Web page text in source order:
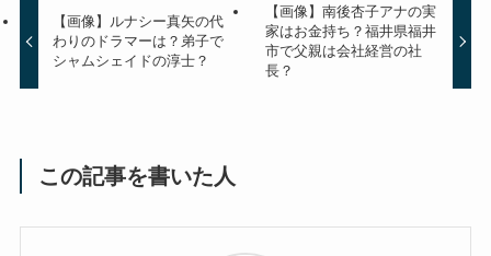
【画像】ルナシー真矢の代
わりのドラマーは？弟子で
シャムシェイドの淳士？
【画像】南後杏子アナの実
家はお金持ち？福井県福井
市で父親は会社経営の社
長？
この記事を書いた人